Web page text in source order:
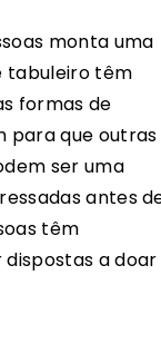
monta uma
tabuleiro têm
formas de
para que outras
ser uma
antes
têm
a doar